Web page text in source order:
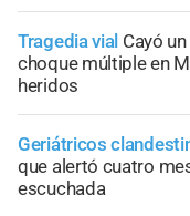
Tragedia vial Cayó
choque múltiple en
heridos
Geriátricos
que alertó cuatro
escuchada